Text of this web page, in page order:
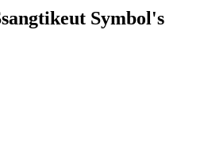
Symbol's